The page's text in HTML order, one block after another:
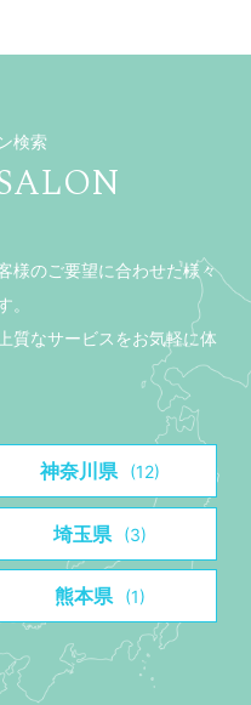
検索
様のご要望に合わせた様々
。
質なサービスをお気軽に体
神奈川県 (12)
埼玉県 (3)
熊本県 (1)